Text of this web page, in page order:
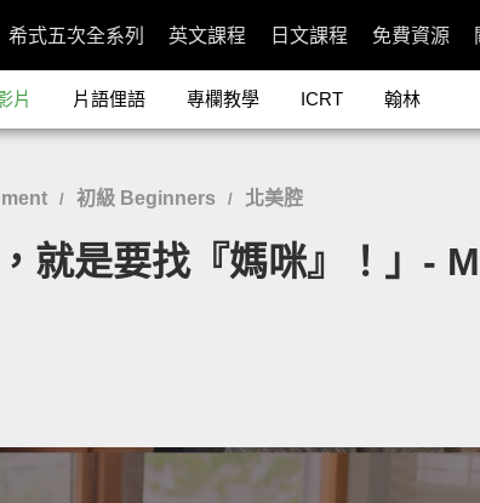
希式五次全系列 英文課程 日文課程 免費資源
片 片語俚語 專欄教學 ICRT 翰林
/ 初級 Beginners / 北美腔
，就是要找『媽咪』！」-